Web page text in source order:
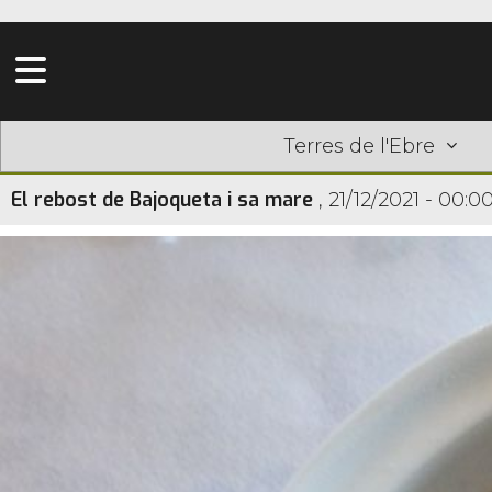
Terres de l'Ebre
El rebost de Bajoqueta i sa mare , 21/12/2021 -